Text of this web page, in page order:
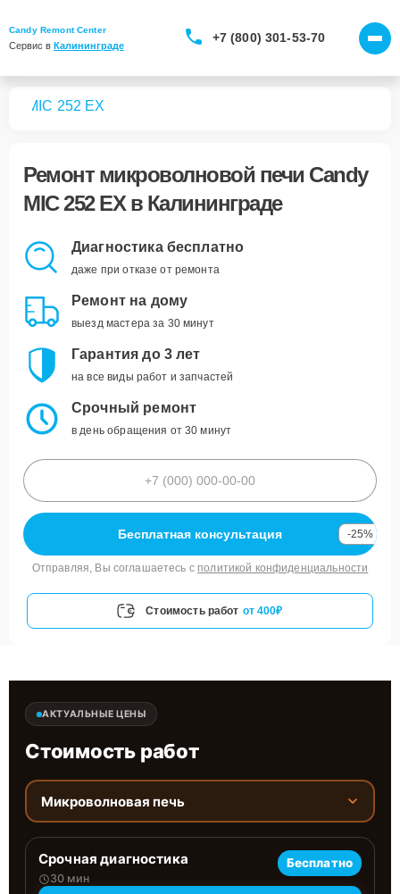
Candy Remont Center
Сервис в Калининграде
+7 (800) 301-53-70
MIC 252 EX
Ремонт микроволновой печи Candy
MIC 252 EXв Калининграде
Диагностика бесплатно
даже при отказе от ремонта
Ремонт на дому
выезд мастера за 30 минут
Гарантия до 3 лет
на все виды работ и запчастей
Срочный ремонт
в день обращения от 30 минут
Бесплатная консультация -25%
Отправляя, Вы соглашаетесь с политикой конфиденциальности
Стоимость работ от 400₽
АКТУАЛЬНЫЕ ЦЕНЫ
Стоимость работ
Микроволновая печь
Срочная диагностика
30 мин
Бесплатно